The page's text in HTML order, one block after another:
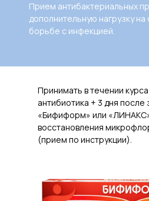
Прием антибактериальных
дополнительную нагрузку
борьбе с инфекцией.
Принимать в течении
антибиотика + 3 дня
«Бифиформ» или
восстановления
(прием по инструкции).